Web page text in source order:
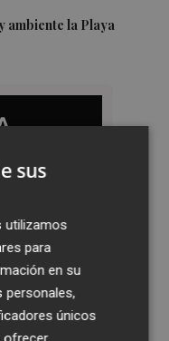
ambiente la Playa
sus
utilizamos
para
en su
personales,
únicos